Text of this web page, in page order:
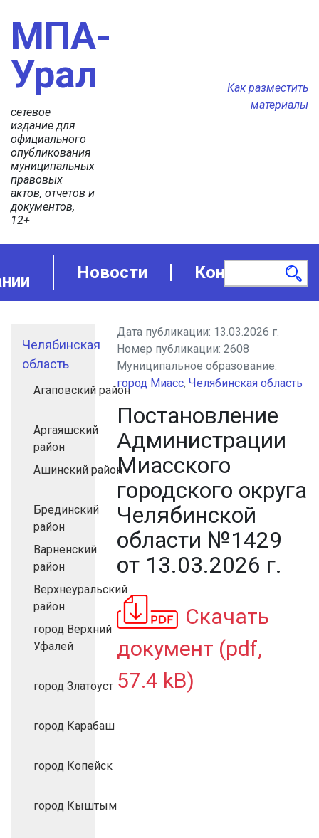
МПА-
Урал
сетевое
издание для
официального
опубликования
муниципальных
правовых
актов, отчетов и
документов,
12+
Как разместить
материалы
Новости Контакты
Челябинская
область
Агаповский район
Аргаяшский
район
Ашинский район
Брединский
район
Варненский
район
Верхнеуральский
район
город Верхний
Уфалей
город Златоуст
город Карабаш
город Копейск
город Кыштым
Дата публикации: 13.03.2026 г.
Номер публикации:2608
Муниципальное образование:
город Миасс,Челябинская область
Постановление
Администрации
Миасского
городского округа
Челябинской
области №1429
от 13.03.2026 г.
Скачать
документ (pdf,
57.4 kB)